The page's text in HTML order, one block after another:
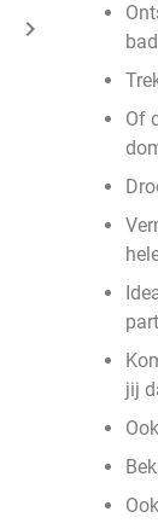
keyboard_arrow_right
Of
jij